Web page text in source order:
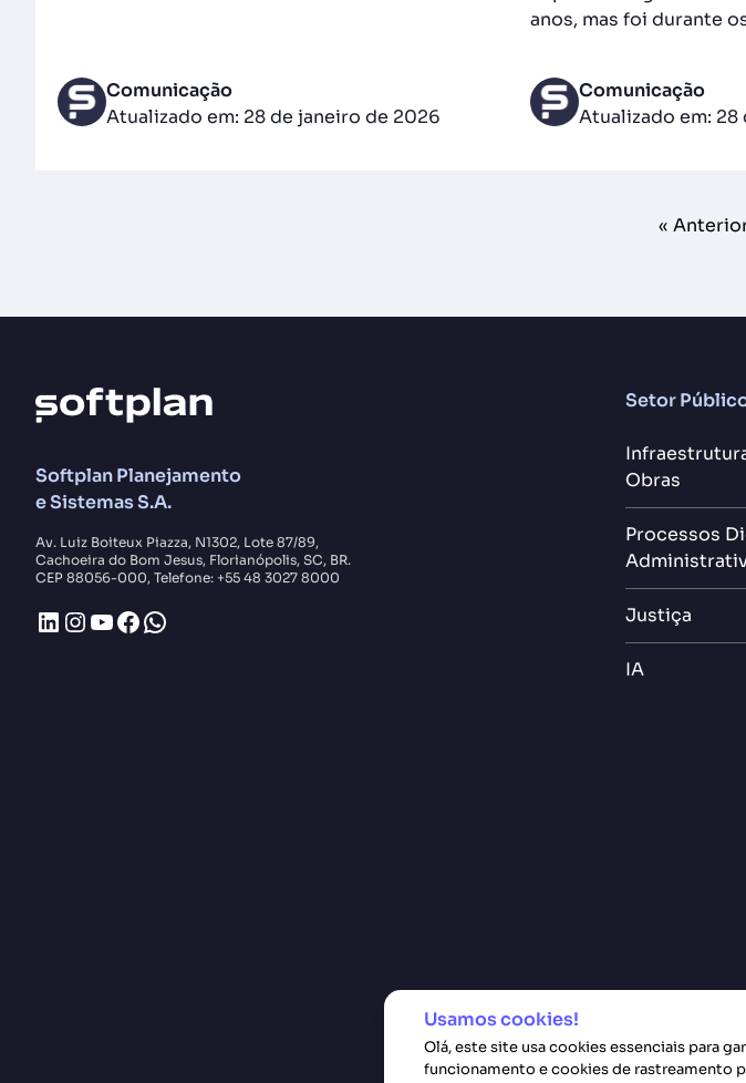
Comunicação
Atualizado em: 28 de janeiro de 2026
anos, mas foi durante
Comunicação
Atualizado em:
«
Softplan Planejamento
e Sistemas S.A.
Av. Luiz Boiteux Piazza, N1302, Lote 87/89,
Cachoeira do Bom Jesus, Florianópolis, SC, BR.
CEP 88056-000, Telefone: +55 48 3027 8000
LinkedIn
Instagram
Youtube
Facebook
WhatsApp
Setor
Obras
Processos
Justiça
IA
Usamos cookies!
Olá, este site usa cookies essenciais para
funcionamento e cookies de rastreamento